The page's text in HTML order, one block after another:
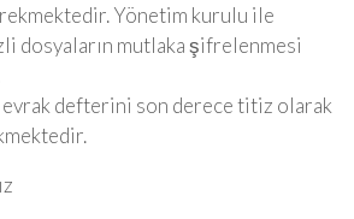
Yönetim kurulu ile
dosyaların mutlaka şifrelenmesi
evrak defterini son derece titiz olarak